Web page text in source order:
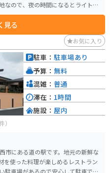
なので、夜の時間になるとライトア
見る
お気に入り
）
市にある道の駅です。地元の新鮮な
を使った料理が楽しめるレストラン
駐車： 駐車場あり
予算： 無料
混雑： 普通
滞在： 1時間
施設： 屋内